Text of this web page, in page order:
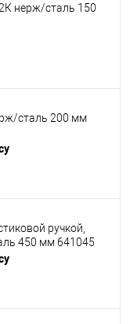
нерж/сталь 150
сталь 200 мм
ручкой,
450 мм 641045